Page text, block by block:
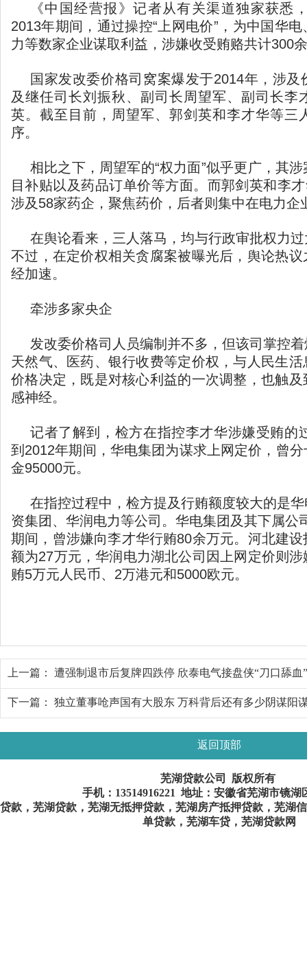
《中国经营报》记者从有关渠道独家获悉
2013年期间，通过操控“上网电价”，为中国华
力等数家企业谋取利益，涉嫌收受贿赂共计300
国家发改委价格司窝案爆发于2014年，涉
及继任司长刘振秋、副司长周望军、副司长李
英。截至目前，周望军、郭剑英和李才华等三
序。
相比之下，周望军的“权力面”似乎更广，其
目补贴以及药品订单价等方面。而郭剑英和李
涉及58家药企，聚焦药价，后者则集中在电力企
在舆论看来，三人落马，均与行政审批权力
不过，在定价权相关贪腐案被曝光后，舆论热
经加速。
牵涉多家央企
发改委价格司人员编制并不多，但该司掌控
天然气、医药、银行收费等定价权，与人民生
价格决定，既是对核心利益的一次调整，也触
感神经。
记者了解到，检方在指控李才华涉嫌受贿的
到2012年期间，华电集团为谋求上网定价，曾
金95000元。
在指控过程中，检方提及行贿额度较大的是
资集团、华润电力等公司。华电集团及其下属公
期间，曾涉嫌向李才华行贿80余万元。河北建
额为27万元，华润电力湖北公司因上网定价则
贿5万元人民币、2万港元和5000欧元。
上一篇： 遭强制退市后复牌四跌停 欣泰电气接盘侠“刀口舔血”
下一篇： 独立董事呛声国有大股东 万科背后还有多少阴谋阳
返回顶部
芜湖贷款公司 版权所有
手机： 13514916221 地址：安徽省芜湖市镜湖
贷款，芜湖贷款，芜湖无抵押贷款，芜湖房产抵押贷款，芜湖
单贷款，芜湖车贷，芜湖贷款网